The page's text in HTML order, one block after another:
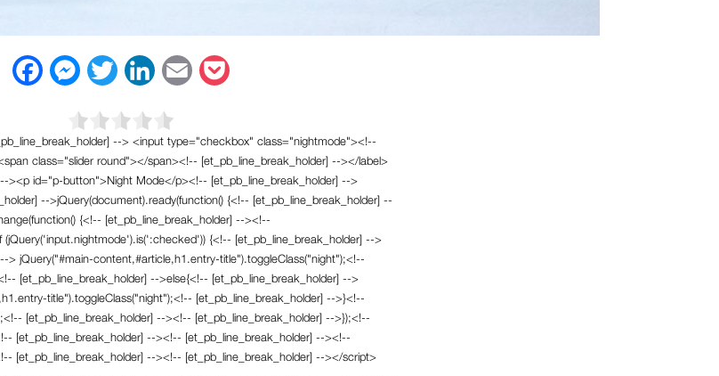
F
e
o
k
M
s
s
n
g
e
T
t
t
e
L
k
d
I
n
E
i
k
e
t
--> <input type="checkbox" class="nightmode"><!--
class="slider round"></span><!-- [et_pb_line_break_holder] --></label>
><p id="p-button">Night Mode</p><!-- [et_pb_line_break_holder] -->
-->jQuery(document).ready(function() {<!-- [et_pb_line_break_holder] --
{<!-- [et_pb_line_break_holder] --><!--
(jQuery('input.nightmode').is(':checked')) {<!-- [et_pb_line_break_holder] -->
> jQuery("#main-content,#article,h1.entry-title").toggleClass("night");<!--
[et_pb_line_break_holder] -->else{<!-- [et_pb_line_break_holder] -->
title").toggleClass("night");<!-- [et_pb_line_break_holder] -->}<!--
[et_pb_line_break_holder] --><!-- [et_pb_line_break_holder] -->});<!--
[et_pb_line_break_holder] --><!-- [et_pb_line_break_holder] --><!--
[et_pb_line_break_holder] --><!-- [et_pb_line_break_holder] --></script>